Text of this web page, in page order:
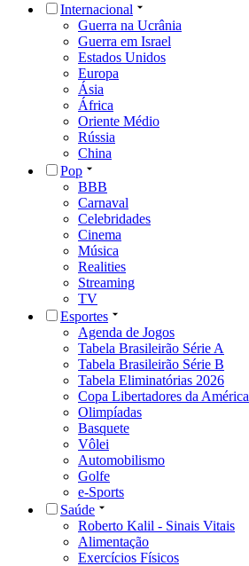
Internacional
Guerra na Ucrânia
Guerra em Israel
Estados Unidos
Europa
Ásia
África
Oriente Médio
Rússia
China
Pop
BBB
Carnaval
Celebridades
Cinema
Música
Realities
Streaming
TV
Esportes
Agenda de Jogos
Tabela Brasileirão Série A
Tabela Brasileirão Série B
Tabela Eliminatórias 2026
Copa Libertadores da América
Olimpíadas
Basquete
Vôlei
Automobilismo
Golfe
e-Sports
Saúde
Roberto Kalil - Sinais Vitais
Alimentação
Exercícios Físicos